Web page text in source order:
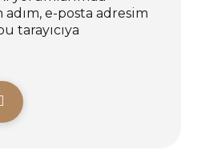
adım, e-posta adresim
tarayıcıya